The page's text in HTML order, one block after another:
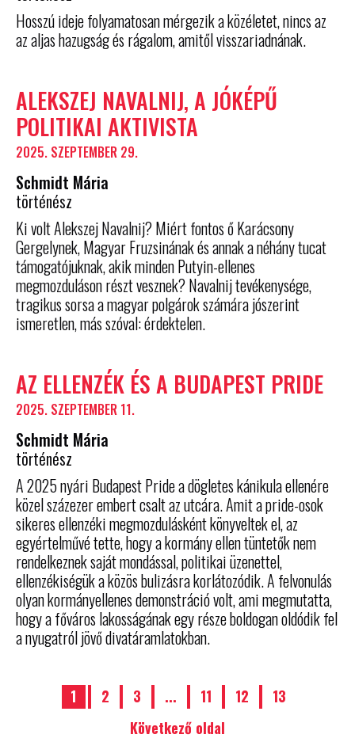
Hosszú ideje folyamatosan mérgezik a közéletet, nincs az
az aljas hazugság és rágalom, amitől visszariadnának.
ALEKSZEJ NAVALNIJ, A JÓKÉPŰ
POLITIKAI AKTIVISTA
2025. SZEPTEMBER 29.
Schmidt Mária
történész
Ki volt Alekszej Navalnij? Miért fontos ő Karácsony
Gergelynek, Magyar Fruzsinának és annak a néhány tucat
támogatójuknak, akik minden Putyin-ellenes
megmozduláson részt vesznek? Navalnij tevékenysége,
tragikus sorsa a magyar polgárok számára jószerint
ismeretlen, más szóval: érdektelen.
AZ ELLENZÉK ÉS A BUDAPEST PRIDE
2025. SZEPTEMBER 11.
Schmidt Mária
történész
A 2025 nyári Budapest Pride a dögletes kánikula ellenére
közel százezer embert csalt az utcára. Amit a pride-osok
sikeres ellenzéki megmozdulásként könyveltek el, az
egyértelművé tette, hogy a kormány ellen tüntetők nem
rendelkeznek saját mondással, politikai üzenettel,
ellenzékiségük a közös bulizásra korlátozódik. A felvonulás
olyan kormányellenes demonstráció volt, ami megmutatta,
hogy a főváros lakosságának egy része boldogan oldódik fel
a nyugatról jövő divatáramlatokban.
1 2 3 ... 11 12
13
Következő oldal